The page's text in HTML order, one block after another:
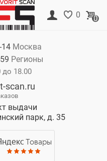
0 0
14 Москва
Регионы
до 18.00
scan.ru
выдачи
парк, д. 35
Товары
Корзина